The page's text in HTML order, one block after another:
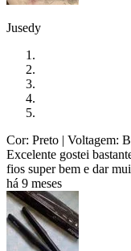
Jusedy
Cor: Preto | Voltagem:
Excelente gostei
fios super bem e dar
há 9 meses